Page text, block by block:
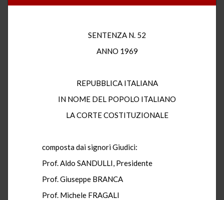
SENTENZA N. 52
ANNO 1969
REPUBBLICA ITALIANA
IN NOME DEL POPOLO ITALIANO
LA CORTE COSTITUZIONALE
composta dai signori Giudici:
Prof. Aldo SANDULLI, Presidente
Prof. Giuseppe BRANCA
Prof. Michele FRAGALI